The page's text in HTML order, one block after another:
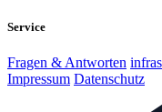
Service
Fragen & Antworten
Impressum Datenschutz